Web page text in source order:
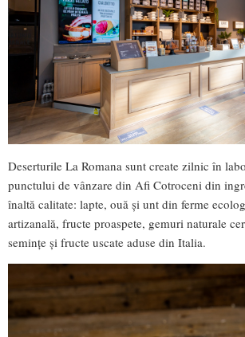
Deserturile La Romana sunt create zilnic în
punctului de vânzare din Afi Cotroceni din
înaltă calitate: lapte, ouă și unt din ferme
artizanală, fructe proaspete, gemuri naturale
semințe și fructe uscate aduse din Italia.